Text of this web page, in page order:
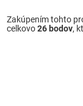
Zakúpením tohto
celkovo26 bodov,